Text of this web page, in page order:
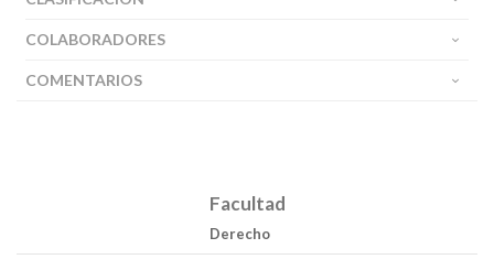
COLABORADORES
COMENTARIOS
Facultad
Derecho